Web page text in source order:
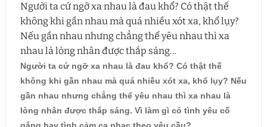
Người ta cứ ngỡ xa nhau là đau khổ? Có thật thế
không khi gần nhau mà quá nhiều xót xa, khổ lụy?
Nếu gần nhau nhưng chẳng thể yêu nhau thì xa
nhau là lòng nhân được thắp sáng…
Người ta cứ ngỡ xa nhau là đau khổ? Có thật thế
không khi gần nhau mà quá nhiều xót xa, khổ lụy? Nếu
gần nhau nhưng chẳng thể yêu nhau thì xa nhau là
lòng nhân được thắp sáng. Vì làm gì có tình yêu cố